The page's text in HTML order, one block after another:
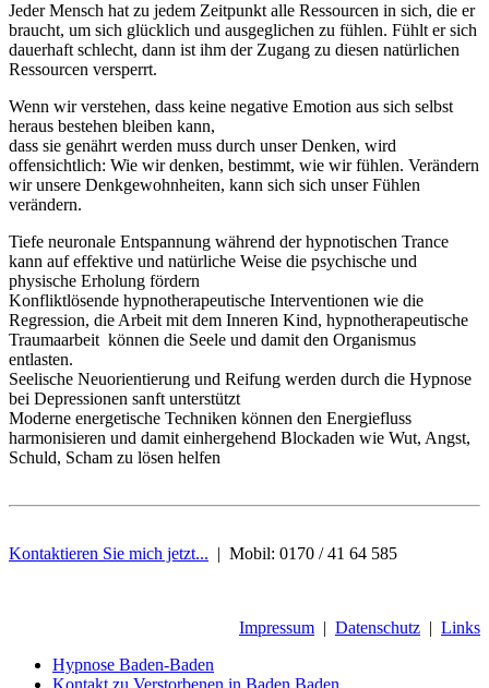
Jeder Mensch hat zu jedem Zeitpunkt alle Ressourcen in sich, die er
braucht, um sich glücklich und ausgeglichen zu fühlen. Fühlt er sich
dauerhaft schlecht, dann ist ihm der Zugang zu diesen natürlichen
Ressourcen versperrt.
Wenn wir verstehen, dass keine negative Emotion aus sich selbst
heraus bestehen bleiben kann,
dass sie genährt werden muss durch unser Denken, wird
offensichtlich: Wie wir denken, bestimmt, wie wir fühlen. Verändern
wir unsere Denkgewohnheiten, kann sich sich unser Fühlen
verändern.
Tiefe neuronale Entspannung während der hypnotischen Trance
kann auf effektive und natürliche Weise die psychische und
physische Erholung fördern
Konfliktlösende hypnotherapeutische Interventionen wie die
Regression, die Arbeit mit dem Inneren Kind, hypnotherapeutische
Traumaarbeit können die Seele und damit den Organismus
entlasten.
Seelische Neuorientierung und Reifung werden durch die Hypnose
bei Depressionen sanft unterstützt
Moderne energetische Techniken können den Energiefluss
harmonisieren und damit einhergehend Blockaden wie Wut, Angst,
Schuld, Scham zu lösen helfen
Kontaktieren Sie mich jetzt... | Mobil: 0170 / 41 64 585
Impressum | Datenschutz | Links
Hypnose Baden-Baden